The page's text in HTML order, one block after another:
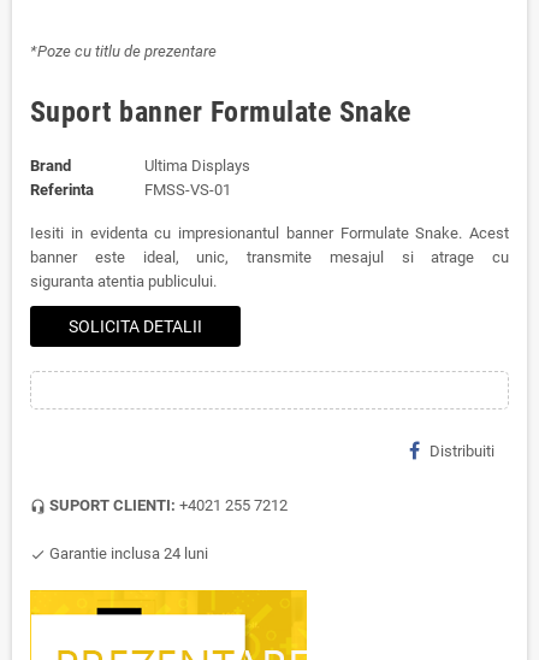
*Poze cu titlu de prezentare
Suport banner Formulate Snake
Brand
Ultima Displays
Referinta
FMSS-VS-01
Iesiti in evidenta cu impresionantul banner Formulate Snake. Acest
banner este ideal, unic, transmite mesajul si atrage cu
siguranta atentia publicului.
SOLICITA DETALII
Distribuiti
headset_mic SUPORT CLIENTI: +4021 255 7212
check Garantie inclusa 24 luni